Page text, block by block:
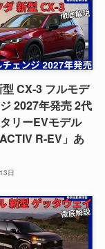
CX-3 フルモデ
2027年発売 2代
リーEVモデル
R-EV」あ
日